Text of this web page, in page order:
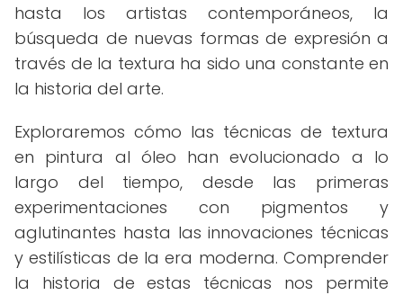
hasta los artistas contemporáneos, la
búsqueda de nuevas formas de expresión a
través de la textura ha sido una constante en
la historia del arte.
Exploraremos cómo las técnicas de textura
en pintura al óleo han evolucionado a lo
largo del tiempo, desde las primeras
experimentaciones con pigmentos y
aglutinantes hasta las innovaciones técnicas
y estilísticas de la era moderna. Comprender
la historia de estas técnicas nos permite